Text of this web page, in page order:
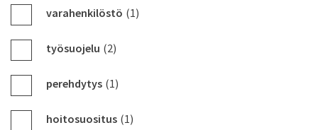
varahenkilöstö (1)
työsuojelu (2)
perehdytys (1)
hoitosuositus (1)